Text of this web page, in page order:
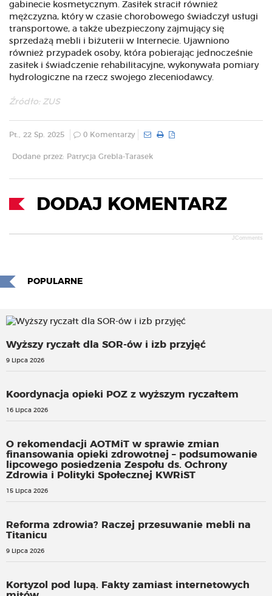
gabinecie kosmetycznym. Zasiłek stracił również
mężczyzna, który w czasie chorobowego świadczył usługi
transportowe, a także ubezpieczony zajmujący się
sprzedażą mebli i biżuterii w Internecie. Ujawniono
również przypadek osoby, która pobierając jednocześnie
zasiłek i świadczenie rehabilitacyjne, wykonywała pomiary
hydrologiczne na rzecz swojego zleceniodawcy.
Źródło: ZUS
Pt., 22 Sp. 2025 0 Komentarzy
Dodane przez: Patrycja Grebla-Tarasek
DODAJ KOMENTARZ
JComments
POPULARNE
Wyższy ryczałt dla SOR-ów i izb przyjęć
9 Lipca 2026
Koordynacja opieki POZ z wyższym ryczałtem
16 Lipca 2026
O rekomendacji AOTMiT w sprawie zmian
finansowania opieki zdrowotnej – podsumowanie
lipcowego posiedzenia Zespołu ds. Ochrony
Zdrowia i Polityki Społecznej KWRiST
15 Lipca 2026
Reforma zdrowia? Raczej przesuwanie mebli na
Titanicu
9 Lipca 2026
Kortyzol pod lupą. Fakty zamiast internetowych